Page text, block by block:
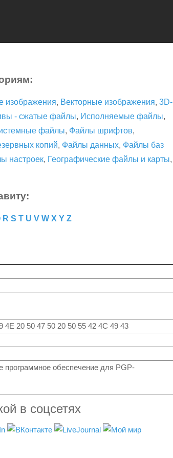
изображения, Векторные изображения, 3D-
- сжатые файлы, Исполняемые файлы,
файлы, Файлы шрифтов,
копий, Файлы данных, Файлы баз
настроек, Географические файлы и карты,
R S T U V W X Y Z
4E 20 50 47 50 20 50 55 42 4C 49 43
программное обеспечение для PGP-
в соцсетях